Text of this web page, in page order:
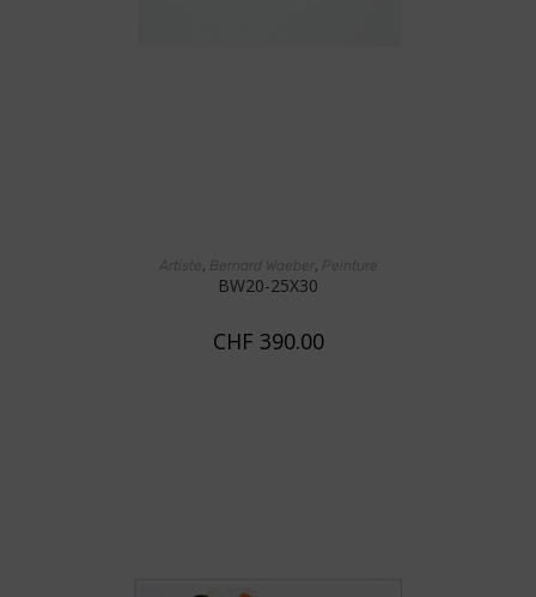
AJOUTER AU PANIER
Artiste, Bernard Waeber , Peinture
BW20-25X30
CHF 390.00